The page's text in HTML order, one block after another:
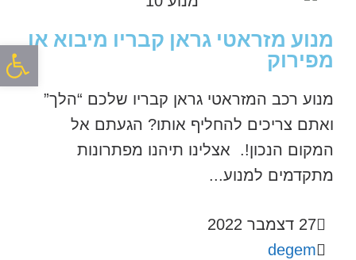
פתחמנוע מזראטי גראן קבריו מיבוא או
מפירוק
מנוע רכב המזראטי גראן קבריו שלכם “הלך”
ואתם צריכים להחליף אותו? הגעתם אל
המקום הנכון!. אצלינו תיהנו מפתרונות
מתקדמים למנוע...
27 דצמבר 2022
degem